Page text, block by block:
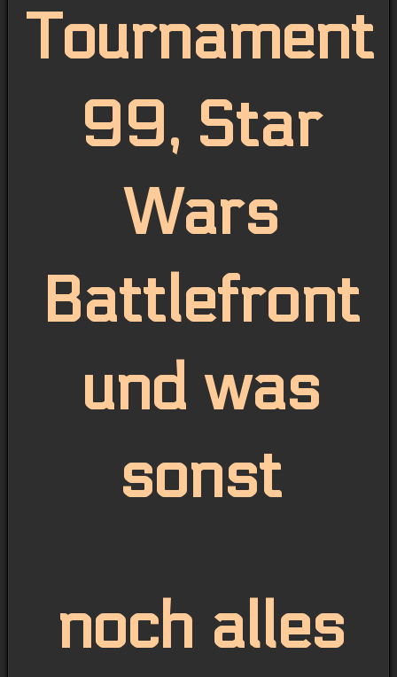
Tournament
99, Star
Wars
Battlefront
und was
sonst
noch alles